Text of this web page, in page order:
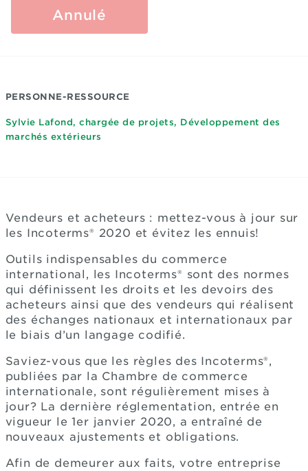
Annulé
PERSONNE-RESSOURCE
Sylvie Lafond, chargée de projets, Développement des
marchés extérieurs
Vendeurs et acheteurs : mettez-vous à jour sur
les Incoterms® 2020 et évitez les ennuis!
Outils indispensables du commerce
international, les Incoterms® sont des normes
qui définissent les droits et les devoirs des
acheteurs ainsi que des vendeurs qui réalisent
des échanges nationaux et internationaux par
le biais d’un langage codifié.
Saviez-vous que les règles des Incoterms®,
publiées par la Chambre de commerce
internationale, sont régulièrement mises à
jour? La dernière réglementation, entrée en
vigueur le 1er janvier 2020, a entraîné de
nouveaux ajustements et obligations.
Afin de demeurer aux faits, votre entreprise